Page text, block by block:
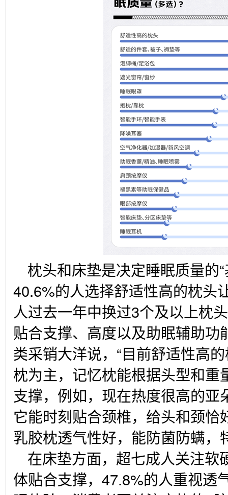
枕头和床垫是决定睡眠质量的
40.6%的人选择舒适性高的枕头
人过去一年中换过3个及以上枕
贴合支撑、高度以及助眠辅助
类采销大洋说，“目前舒适性高
枕为主，记忆枕能根据头型和重
支撑，例如，现在热度很高的
它能时刻贴合颈椎，给头和颈
乳胶枕透气性好，能防菌防螨，
在床垫方面，超七成人关注软
体贴合支撑，47.8%的人重视透